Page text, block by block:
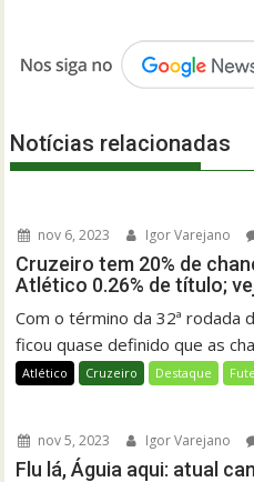
Notícias relacionadas
nov 6, 2023 Igor Varejano
Cruzeiro tem 20% de
Atlético 0.26% de título;
Com o término da 32ª rodada
ficou quase definido que as
Atlético Cruzeiro Destaque
nov 5, 2023 Igor Varejano
Flu lá, Águia aqui: atual